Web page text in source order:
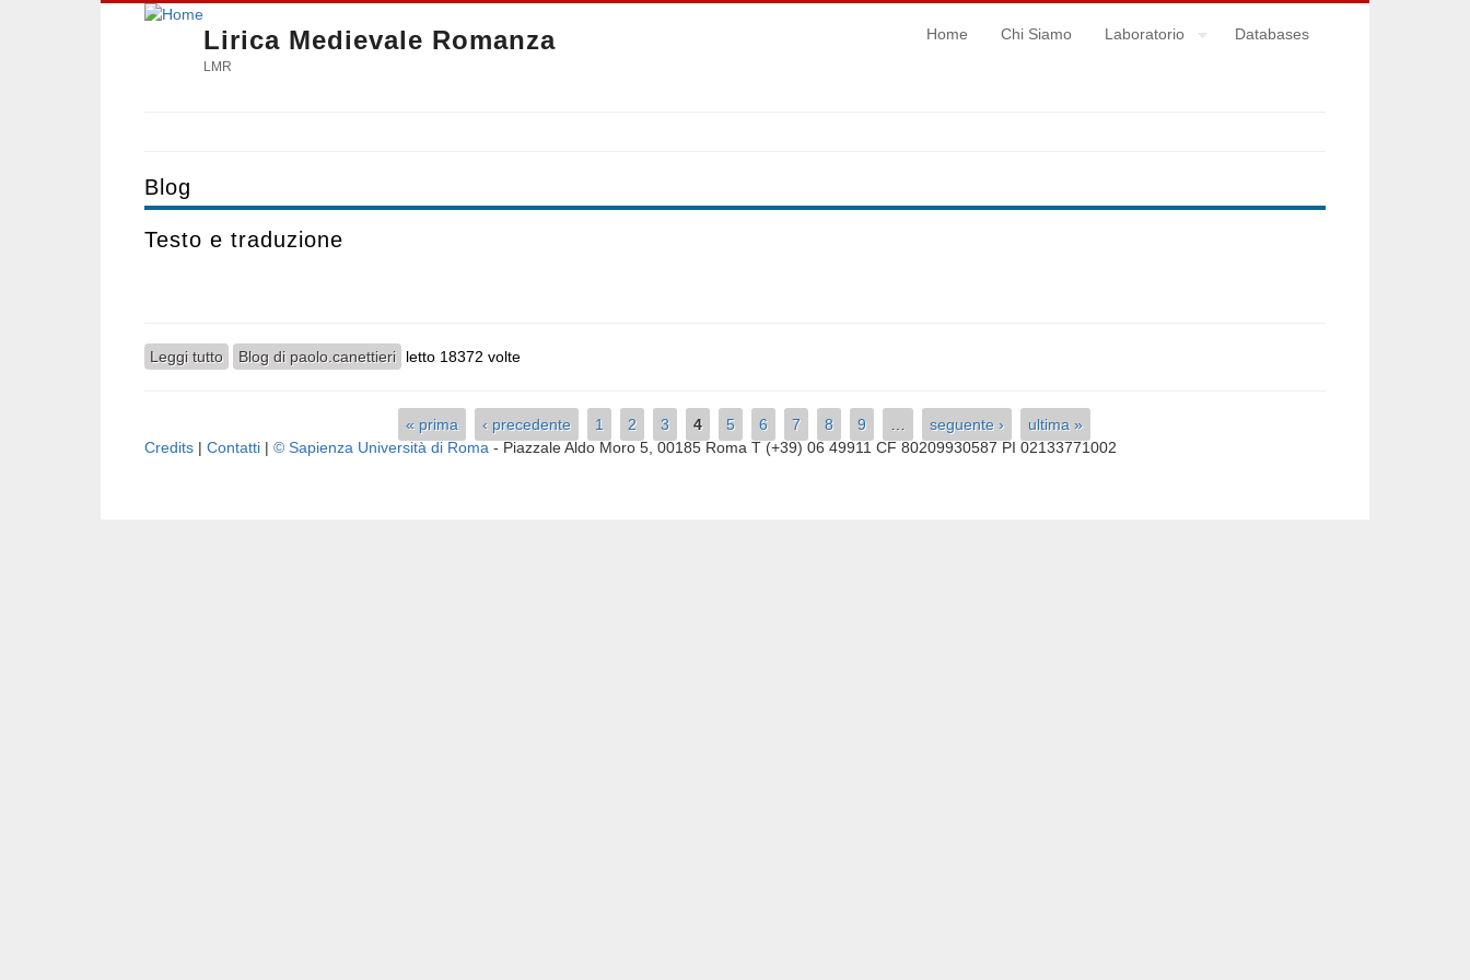
Lirica Medievale Romanza
LMR
Home Chi Siamo Laboratorio Databases
Blog
Testo e traduzione
Leggi tutto su Testo e traduzione
Blog di paolo.canettieri letto 18372 volte
Pagine
« prima ‹ precedente 1 2 3 4 5 6 7 8 9 seguente ›
ultima »
Credits | Contatti | © Sapienza Università di Roma - Piazzale Aldo Moro 5, 00185 Roma T (+39) 06 49911 CF 80209930587 PI 02133771002